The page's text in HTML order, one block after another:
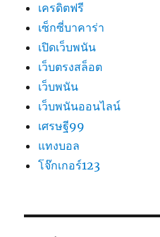
เครดิตฟรี
เซ็กซี่บาคาร่า
เปิดเว็บพนัน
เว็บตรงสล็อต
เว็บพนัน
เว็บพนันออนไลน์
เศรษฐี99
แทงบอล
โจ๊กเกอร์123